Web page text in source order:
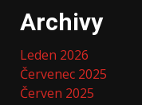
Archivy
Leden 2026
Červenec 2025
Červen 2025